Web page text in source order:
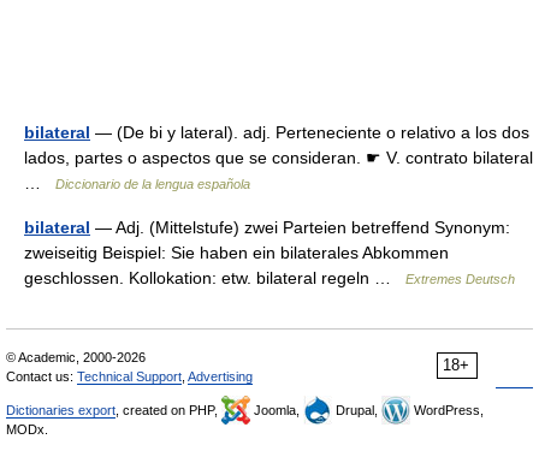
bilateral — (De bi y lateral). adj. Perteneciente o relativo a los dos
lados, partes o aspectos que se consideran. ☛ V. contrato bilateral
Diccionario de la lengua española
bilateral — Adj. (Mittelstufe) zwei Parteien betreffend Synonym:
zweiseitig Beispiel: Sie haben ein bilaterales Abkommen
geschlossen. Kollokation: etw. bilateral regeln …
Extremes Deutsch
18+
© Academic, 2000-2026
Contact us: Technical Support Advertising
Dictionaries export , created on PHP, Joomla, Drupal,
WordPress,
MODx.